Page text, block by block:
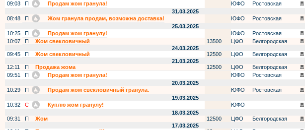
09:03
П Продам жом гранула! ЮФО Ростовская
31.03.2025
08:48
П Жом гранула продам, возможна доставка! ЮФО Ростовская
25.03.2025
10:25
П Продам жом гранулу! ЮФО Ростовская
10:07
П Жом свекловичный 13500 ЦФО Белгородская
24.03.2025
09:45
П Жом свекловичный 12500 ЦФО Белгородская
21.03.2025
12:11
П Продажа жома 12500 ЦФО Белгородская
09:51
П Продам жом гранула! ЮФО Ростовская
20.03.2025
10:29
П Продам жом свекловичный гранула. ЮФО Ростовская
19.03.2025
10:32
С Куплю жом гранулу! ЮФО
18.03.2025
09:31
П Жом 12500 ЦФО Белгородская
17.03.2025